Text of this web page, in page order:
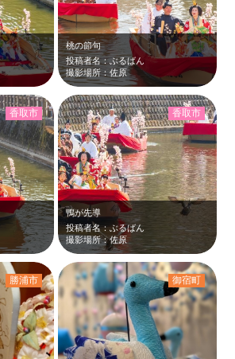
桃の節句
投稿者名：ぶるばん
撮影場所：佐原
香取市
鴨が先導
投稿者名：ぶるばん
撮影場所：佐原
香取市
勝浦市 御宿町